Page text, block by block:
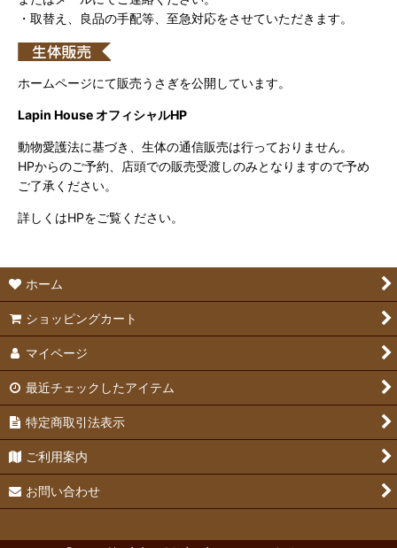
・取替え、良品の手配等、至急対応をさせていただきます。
ホームページにて販売うさぎを公開しています。
Lapin House オフィシャルHP
動物愛護法に基づき、生体の通信販売は行っておりません。
HPからのご予約、店頭での販売受渡しのみとなりますので予め
ご了承ください。
詳しくはHPをご覧ください。
ホーム
ショッピングカート
マイページ
最近チェックしたアイテム
特定商取引法表示
ご利用案内
お問い合わせ